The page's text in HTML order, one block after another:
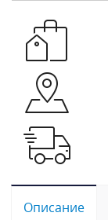
Описание